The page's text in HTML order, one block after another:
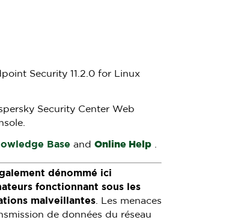
Security 11.2.0 for Linux
Security Center Web
Base andOnline Help
dénommé ici
fonctionnant sous les
malveillantes . Les menaces
de données du réseau